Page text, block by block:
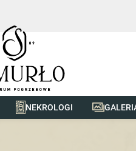
NEKROLOGI